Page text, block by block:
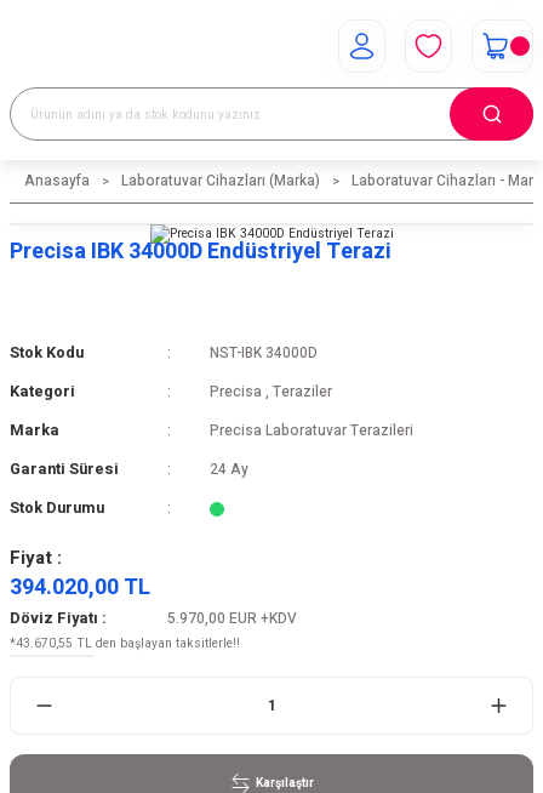
Anasayfa Laboratuvar Cihazları (Marka) Laboratuvar Cihazları -
Precisa IBK 34000D Endüstriyel Terazi
Stok Kodu NST-IBK 34000D
Kategori Precisa , Teraziler
Marka Precisa Laboratuvar Terazileri
Garanti Süresi 24 Ay
Stok Durumu
Fiyat :
394.020,00 TL
Döviz Fiyatı : 5.970,00 EUR +KDV
*43.670,55 TL den başlayan taksitlerle!!
Karşılaştır